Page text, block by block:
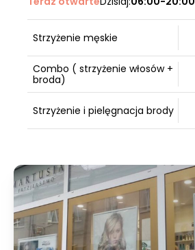
Strzyżenie męskie
Combo ( strzyżenie włosów +
broda)
Strzyżenie i pielęgnacja brody